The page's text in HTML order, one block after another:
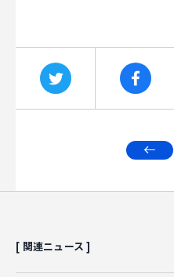
CAREER
[ 関連ニュース ]